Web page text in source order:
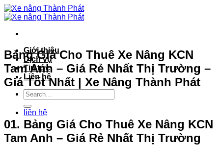
Bỏ
qua
dung
Giới thiệu
Dịch vụ
Tin tức
Liên hệ
liên hệ
Bảng Giá Cho Thuê Xe Nâng KCN
Tam Anh – Giá Rẻ Nhất Thị Trường –
Giá Tốt Nhất | Xe Nâng Thành Phát
01. Bảng Giá Cho Thuê Xe Nâng KCN
Tam Anh – Giá Rẻ Nhất Thị Trường